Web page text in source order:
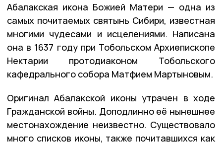
Абалакская икона Божией Матери — одна из
самых почитаемых святынь Сибири, известная
многими чудесами и исцелениями. Написана
она в 1637 году при Тобольском Архиепископе
Нектарии протодиаконом Тобольского
кафедрального собора Матфием Мартыновым.
Оригинал Абалакской иконы утрачен в ходе
Гражданской войны. Доподлинно её нынешнее
местонахождение неизвестно. Существовало
много списков иконы, также почитавшихся как